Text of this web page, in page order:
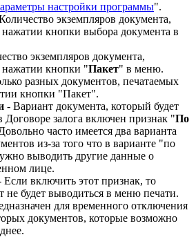
настройки программы".
экземпляров документа,
кнопки выбора документа в
экземпляров документа,
кнопки "Пакет" в меню.
разных документов, печатаемых
кнопки "Пакет".
- Вариант документа, который будет
Договоре залога включен признак "По
часто имеется два варианта
из-за того что в варианте "по
выводить другие данные о
лице.
Если включить этот признак, то
не будет выводиться в меню печати.
для временного отключения
документов, которые возможно